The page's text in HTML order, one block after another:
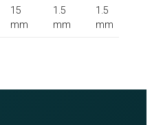
15
mm
1.5
mm
1.5
mm